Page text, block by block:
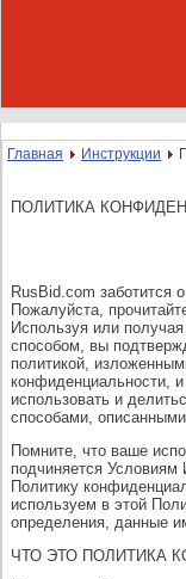
Главная Инструкции
ПОЛИТИКА
RusBid.com заботится
Пожалуйста,
Используя или
способом, вы
политикой,
конфиденциальности,
использовать и
способами,
Помните, что ваше
подчиняется
Политику
используем в этой
определения, данные
ЧТО ЭТО ПОЛИТИКА